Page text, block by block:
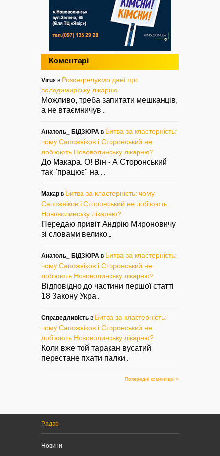
Коментарі
Virus в Розсекречуємо дані про
володимирську лікарню
Можливо, треба запитати мешканців,
а не втаємничув
Анатоль_ БІДЗЮРА в Битва за кластерність:
чому Сапожніков і Сторонський не
лобіюють Нововолинську лікарню?
До Макара. О! Він - А Сторонський
так "працює" на
Макар в Битва за кластерність: чому
Сапожніков і Сторонський не лобіюють
Нововолинську лікарню?
Передаю привіт Андрію Мироновичу
зі словами велико
Анатоль_ БІДЗЮРА в Битва за кластерність:
чому Сапожніков і Сторонський не
лобіюють Нововолинську лікарню?
Відповідно до частини першої статті
18 Закону Укра
Справедливість в Битва за кластерність:
чому Сапожніков і Сторонський не
лобіюють Нововолинську лікарню?
Коли вже той таракан вусатий
перестане пхати палки
Попередні коментарі »
Радар
Новини